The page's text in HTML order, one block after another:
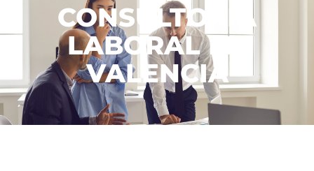
CONSULTORÍA
LABORAL EN
VALENCIA